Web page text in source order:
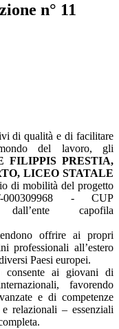
n° 11
di qualità e di facilitare
del lavoro, gli
FILIPPIS PRESTIA,
LICEO STATALE
di mobilità del progetto
000309968 - CUP
dall’ente capofila
offrire ai propri
professionali all’estero
Paesi europei.
consente ai giovani di
favorendo
e di competenze
relazionali – essenziali